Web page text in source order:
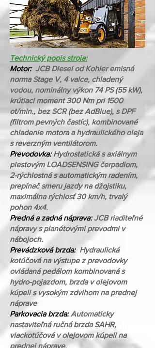
Technický popis stroja:
Motor: JCB Diesel od Kohler emisná
norma Stage V, 4 valce, chladený
vodou, nominálny výkon 74 PS (55 kW),
krútiaci moment 300 Nm pri 1500
ot/min., bez SCR (bez AdBlue), s DPF
(filtrom pevných častíc), kombinované
chladenie motora a hydraulického oleja
s reverzným ventilátorom.
Prevodovka:Hydrostatická s axiálnym
piestovým LOADSENSING čerpadlom,
2-rýchlostná s automatickým radením,
prepínač smeru jazdy na džojstiku,
maximálna rýchlosť 30 km/h, trvalý
pohon 4x4.
Predná a zadná náprava:JCB riaditeľné
nápravy s planétovými prevodmi v
nábojoch.
Prevádzková brzda:Hydraulická
kotúčová na výstupe z prevodovky
ovládaná pedálom kombinovaná s
hydro-pojazdom, brzda v olejovom
kúpeli s vysokým zdvihom na prednej
náprave
Parkovacia brzda:Automaticky
nastaviteľná ručná brzda SAHR,
viackotúčová v olejovom kúpeli na
prednej náprave.